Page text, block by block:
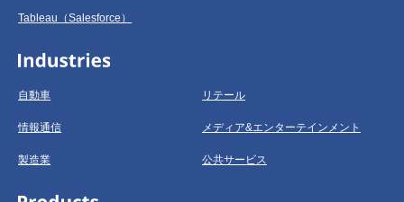
Tableau（Salesforce）
自動車 リテール
情報通信 メディア&エンターテインメント
製造業 公共サービス